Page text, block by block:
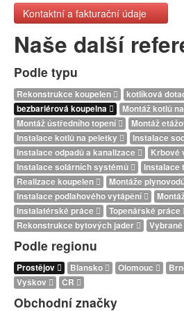
Kontaktní a fakturační údaje
Naše další
Podle typu
Rekonstrukce koupelen
kotlíková
bezbariérová koupelna
Montáž kotlů
Montáž ústředního topení
Montáž
Instalace kotlů na peletky
Instalace
Instalace odpadů a kanalizace
Krbové
Instalace solárních systémů
Instalace
Realizace koupelen
Montáže
Instalace podlahového vytápění
Instalatérské práce
Topenářské práce
Rekonstrukce bytových jader
Podle regionu
Prostějov Blansko Olomouc
Vyškov
ČR
Obchodní značky